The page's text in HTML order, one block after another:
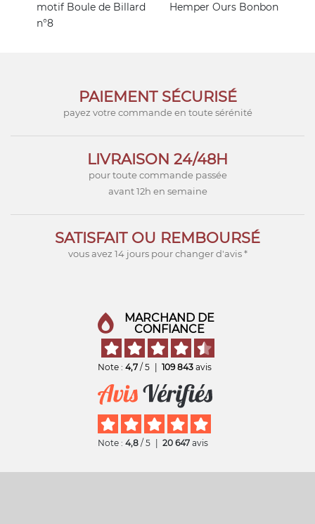
motif Boule de Billard
n°8
Hemper Ours Bonbon
PAIEMENT SÉCURISÉ
payez votre commande en toute sérénité
LIVRAISON 24/48H
pour toute commande passée
avant 12h en semaine
SATISFAIT OU REMBOURSÉ
vous avez 14 jours pour changer d'avis *
MARCHAND DE
CONFIANCE
Note : 4,7 / 5 109 843 avis
Note : 4,8 / 5 20 647 avis